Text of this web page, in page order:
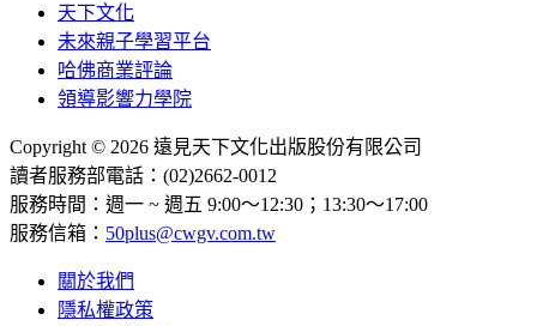
天下文化
未來親子學習平台
哈佛商業評論
領導影響力學院
Copyright © 2026 遠見天下文化出版股份有限公司
讀者服務部電話：(02)2662-0012
服務時間：週一 ~ 週五 9:00～12:30；13:30～17:00
服務信箱： 50plus@cwgv.com.tw
關於我們
隱私權政策